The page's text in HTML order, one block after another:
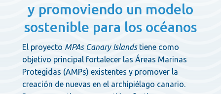
y promoviendo un modelo
sostenible para los océanos
El proyecto MPAs Canary Islands tiene como
objetivo principal fortalecer las Áreas Marinas
Protegidas (AMPs) existentes y promover la
creación de nuevas en el archipiélago canario.